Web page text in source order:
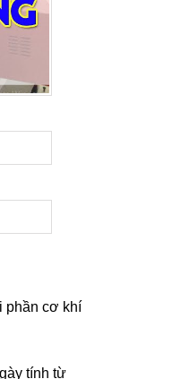
phần cơ khí
tính từ